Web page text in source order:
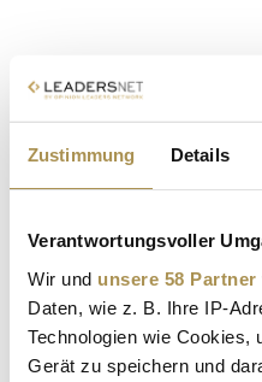
Zustimmung Details
Verantwortungsvoller
Wir und unsere 58 Partner
Daten, wie z. B. Ihre IP-
Technologien wie Cookies,
Gerät zu speichern und